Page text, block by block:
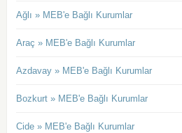
Ağlı » MEB'e Bağlı Kurumlar
Araç » MEB'e Bağlı Kurumlar
Azdavay » MEB'e Bağlı Kurumlar
Bozkurt » MEB'e Bağlı Kurumlar
Cide » MEB'e Bağlı Kurumlar